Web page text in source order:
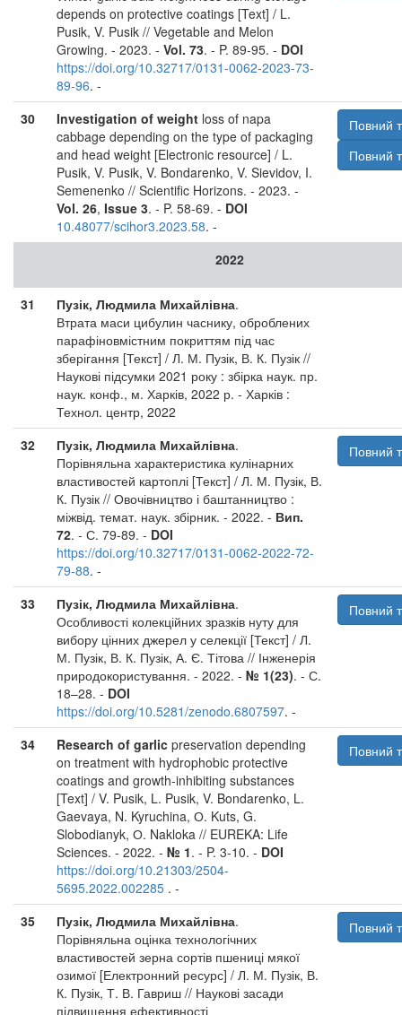
depends on protective coatings [Text] / L.
Pusik, V. Pusik // Vegetable and Melon
Growing. - 2023. - Vol. 73. - P. 89-95. - DOI
https://doi.org/10.32717/0131-0062-2023-73-
89-96. -
30 Investigation of weight loss of napa
cabbage depending on the type of packaging
and head weight [Electronic resource] / L.
Pusik, V. Pusik, V. Bondarenko, V. Sievidov, I.
Semenenko // Scientific Horizons. - 2023. -
Vol. 26, Issue 3. - P. 58-69. - DOI
10.48077/scihor3.2023.58. -
Повний
Повний
2022
31 Пузік, Людмила Михайлівна.
Втрата маси цибулин часнику, оброблених
парафіновмістним покриттям під час
зберігання [Текст] / Л. М. Пузік, В. К. Пузік //
Наукові підсумки 2021 року : збірка наук. пр.
наук. конф., м. Харків, 2022 р. - Харків :
Технол. центр, 2022
32
Пузік, Людмила Михайлівна.
Порівняльна характеристика кулінарних
властивостей картоплі [Текст] / Л. М. Пузік, В.
К. Пузік // Овочівництво і баштанництво :
міжвід. темат. наук. збірник. - 2022. - Вип.
72. - С. 79-89. - DOI
https://doi.org/10.32717/0131-0062-2022-72-
79-88. -
Повний
33 Пузік, Людмила Михайлівна.
Особливості колекційних зразків нуту для
вибору цінних джерел у селекції [Текст] / Л.
М. Пузік, В. К. Пузік, А. Є. Тітова // Інженерія
природокористування. - 2022. - № 1(23). - С.
18–28. - DOI
https://doi.org/10.5281/zenodo.6807597. -
Повний
34 Research of garlic preservation depending
on treatment with hydrophobic protective
coatings and growth-inhibiting substances
[Text] / V. Pusik, L. Pusik, V. Bondarenko, L.
Gaevaya, N. Kyruchina, О. Kuts, G.
Slobodianyk, О. Nakloka // EUREKA: Life
Sciences. - 2022. - № 1. - P. 3-10. - DOI
https://doi.org/10.21303/2504-
5695.2022.002285 . -
Повний
35 Пузік, Людмила Михайлівна.
Порівняльна оцінка технологічних
властивостей зерна сортів пшениці мякої
озимої [Електронний ресурс] / Л. М. Пузік, В.
К. Пузік, Т. В. Гавриш // Наукові засади
підвищення ефективності
Повний